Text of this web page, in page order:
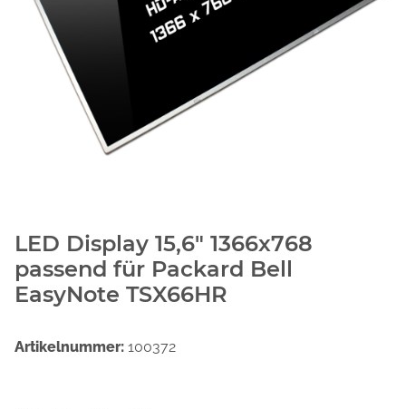
LED Display 15,6" 1366x768
passend für Packard Bell
EasyNote TSX66HR
Artikelnummer: 100372